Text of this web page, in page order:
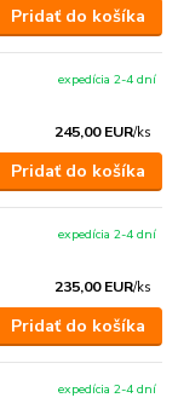
Pridať do košíka
245,00 EUR/ks
expedícia 2-4 dní
Pridať do košíka
235,00 EUR/ks
expedícia 2-4 dní
Pridať do košíka
expedícia 2-4 dní